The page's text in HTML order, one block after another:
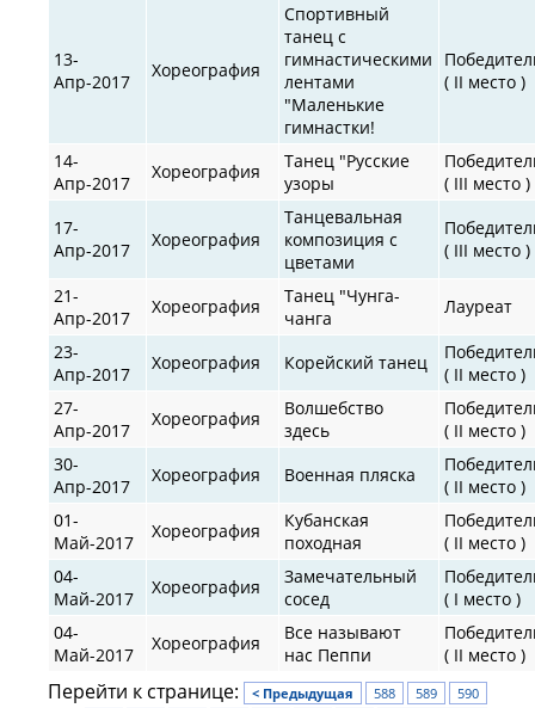
13-
Апр-2017
Хореография
Спортивный
танец с
гимнастическими
лентами
"Маленькие
гимнастки!
( II место )
14-
Апр-2017
Хореография
Танец "Русские
узоры
( III место )
17-
Апр-2017
Хореография
Танцевальная
композиция с
цветами
( III место )
21-
Апр-2017
Хореография
Танец "Чунга-
чанга
Лауреат
23-
Апр-2017
Хореография Корейский танец
( II место )
27-
Апр-2017
Хореография
Волшебство
здесь
( II место )
30-
Апр-2017
Хореография Военная пляска
( II место )
01-
Май-2017
Хореография
Кубанская
походная
( II место )
04-
Май-2017
Хореография
Замечательный
сосед
( I место )
04-
Май-2017
Хореография
Все называют
нас Пеппи
( II место )
Перейти к странице: < Предыдущая 588 589
590